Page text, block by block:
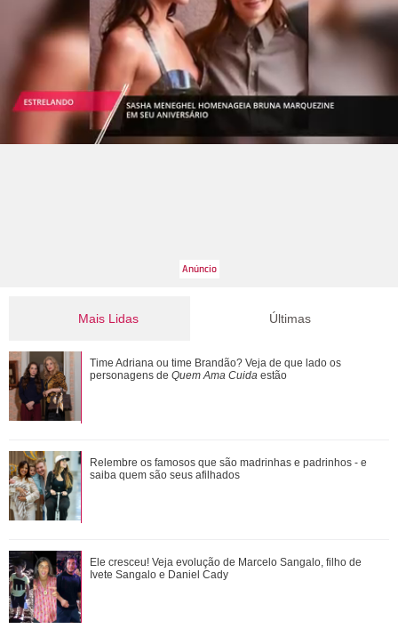
Mais Lidas
Ronei e Cinara desconfiam da ligação de Zilá com
Verônica. Saiba o que vai acontecer em ...
Ele cresceu! Veja evolução de Marcelo Sangalo, filho de
Ivete Sangalo e Daniel Cady
Omar e Alika conversam sobre a retomada de Batanga,
quando Tonho chega. Saiba o que vai acont...
Últimas
Time Adriana ou time Brandão? Veja de que lado os
personagens de Quem Ama Cuida estão
Relembre os famosos que são madrinhas e padrinhos - e
saiba quem são seus afilhados
Ele cresceu! Veja evolução de Marcelo Sangalo, filho de
Ivete Sangalo e Daniel Cady